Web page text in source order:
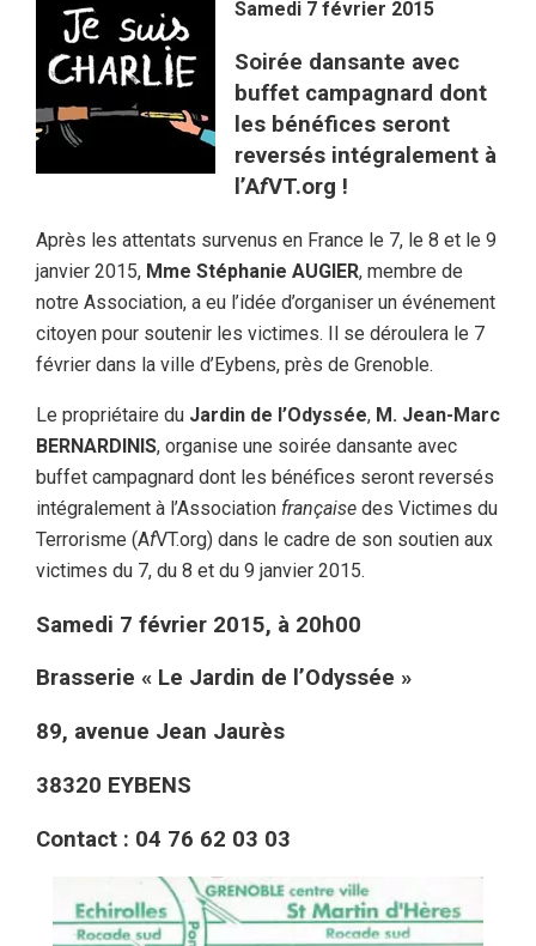
Samedi 7 février 2015
Soirée dansante avec
buffet campagnard dont
les bénéfices seront
reversés intégralement à
l’AfVT.org !
Après les attentats survenus en France le 7, le 8 et le 9
janvier 2015, Mme Stéphanie AUGIER, membre de
notre Association, a eu l’idée d’organiser un événement
citoyen pour soutenir les victimes. Il se déroulera le 7
février dans la ville d’Eybens, près de Grenoble.
Le propriétaire du Jardin de l’Odyssée, M. Jean-Marc
BERNARDINIS, organise une soirée dansante avec
buffet campagnard dont les bénéfices seront reversés
intégralement à l’Association française des Victimes du
Terrorisme (AfVT.org) dans le cadre de son soutien aux
victimes du 7, du 8 et du 9 janvier 2015.
Samedi 7 février 2015, à 20h00
Brasserie « Le Jardin de l’Odyssée »
89, avenue Jean Jaurès
38320 EYBENS
Contact : 04 76 62 03 03